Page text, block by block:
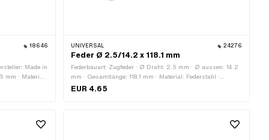
18646
Made in
mm · Material:
UNIVERSAL 24276
Feder Ø 2.5/14.2 x 118.1 mm
Federbauart: Zugfeder · Ø Draht: 2.5 mm · Ø aussen: 14.2
mm · Gesamtlänge: 118.1 mm · Material: Federstahl ·
Oberfläche: verzinkt (blau)
EUR 4.65